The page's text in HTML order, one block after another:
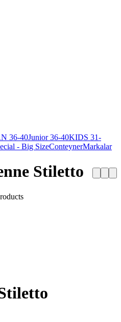
36-40Junior 36-40KIDS 31-
- Big SizeConteynerMarkalar
Stiletto